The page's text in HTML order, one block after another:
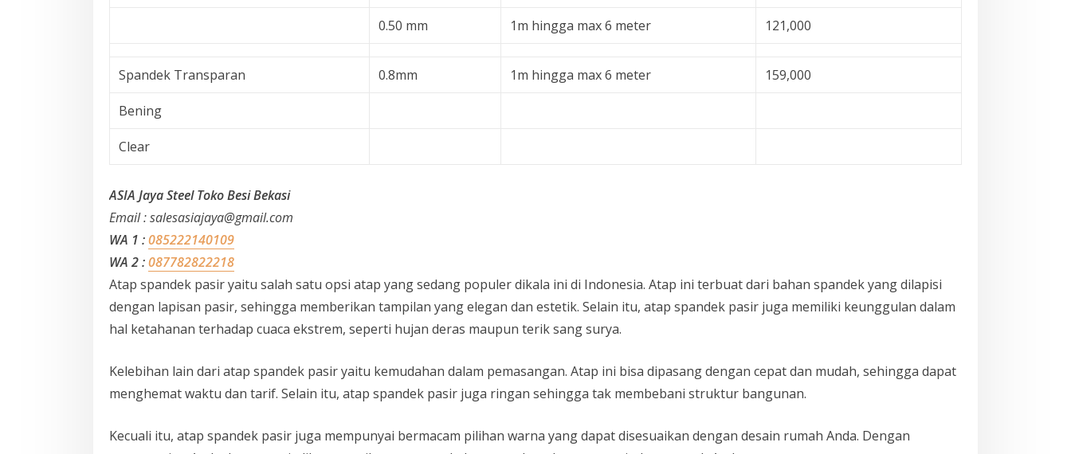
0.50 mm 1m hingga max 6 meter 121,000
Spandek Transparan 0.8mm 1m hingga max 6 meter 159,000
Bening
Clear
ASIA Jaya Steel Toko Besi Bekasi
Email : salesasiajaya@gmail.com
WA 1 :085222140109
WA 2 :087782822218
Atap spandek pasir yaitu salah satu opsi atap yang sedang populer dikala ini di Indonesia. Atap ini terbuat dari bahan spandek yang dilapisi
dengan lapisan pasir, sehingga memberikan tampilan yang elegan dan estetik. Selain itu, atap spandek pasir juga memiliki keunggulan dalam
hal ketahanan terhadap cuaca ekstrem, seperti hujan deras maupun terik sang surya.
Kelebihan lain dari atap spandek pasir yaitu kemudahan dalam pemasangan. Atap ini bisa dipasang dengan cepat dan mudah, sehingga dapat
menghemat waktu dan tarif. Selain itu, atap spandek pasir juga ringan sehingga tak membebani struktur bangunan.
Kecuali itu, atap spandek pasir juga mempunyai bermacam pilihan warna yang dapat disesuaikan dengan desain rumah Anda. Dengan